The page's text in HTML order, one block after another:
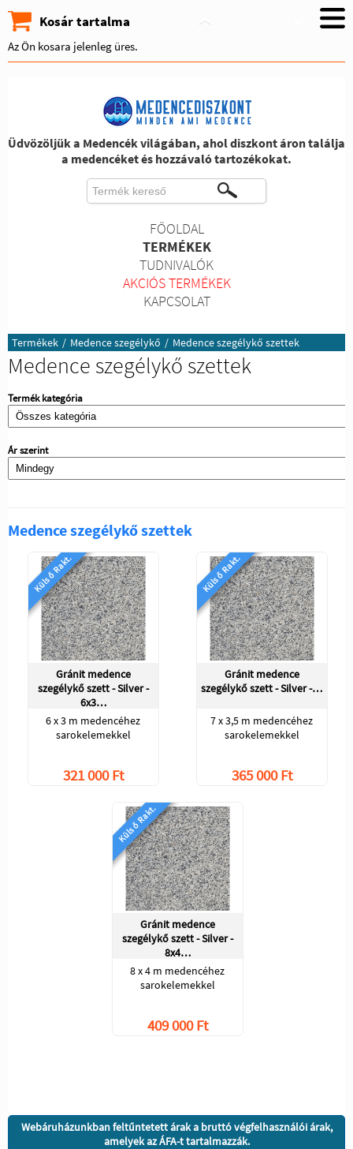
Kosár tartalma
Az Ön kosara jelenleg üres.
Üdvözöljük a Medencék világában, ahol diszkont áron találja
a medencéket és hozzávaló tartozékokat.
FŐOLDAL
TERMÉKEK
TUDNIVALÓK
AKCIÓS TERMÉKEK
KAPCSOLAT
Termékek / Medence szegélykő / Medence szegélykő szettek
Medence szegélykő szettek
Termék kategória
Ár szerint
Medence szegélykő szettek
Külső Rakt.
Gránit medence
szegélykő szett - Silver -
6x3…
6 x 3 m medencéhez
sarokelemekkel
321 000 Ft
Külső Rakt.
Gránit medence
szegélykő szett - Silver -…
7 x 3,5 m medencéhez
sarokelemekkel
365 000 Ft
Külső Rakt.
Gránit medence
szegélykő szett - Silver -
8x4…
8 x 4 m medencéhez
sarokelemekkel
409 000 Ft
Webáruházunkban feltűntetett árak a bruttó végfelhasználói árak,
amelyek az ÁFA-t tartalmazzák.